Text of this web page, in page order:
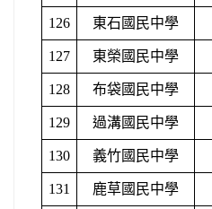
126 東石國民中學
127 東榮國民中學
128 布袋國民中學
129 過溝國民中學
130 義竹國民中學
131 鹿草國民中學